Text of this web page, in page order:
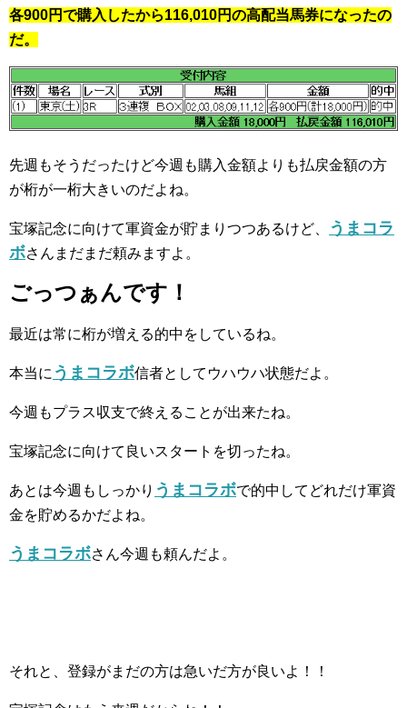
各900円で購入したから116,010円の高配当馬券になったの
だ。
先週もそうだったけど今週も購入金額よりも払戻金額の方
が桁が一桁大きいのだよね。
宝塚記念に向けて軍資金が貯まりつつあるけど、
うまコラ
ボさんまだまだ頼みますよ。
ごっつぁんです！
最近は常に桁が増える的中をしているね。
本当に うまコラボ信者としてウハウハ状態だよ。
今週もプラス収支で終えることが出来たね。
宝塚記念に向けて良いスタートを切ったね。
あとは今週もしっかり うまコラボで的中してどれだけ軍資
金を貯めるかだよね。
うまコラボさん今週も頼んだよ。
それと、登録がまだの方は急いだ方が良いよ！！